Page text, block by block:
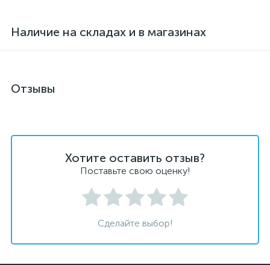
Наличие на складах и в магазинах
Отзывы
Хотите оставить отзыв?
Поставьте свою оценку!
Сделайте выбор!